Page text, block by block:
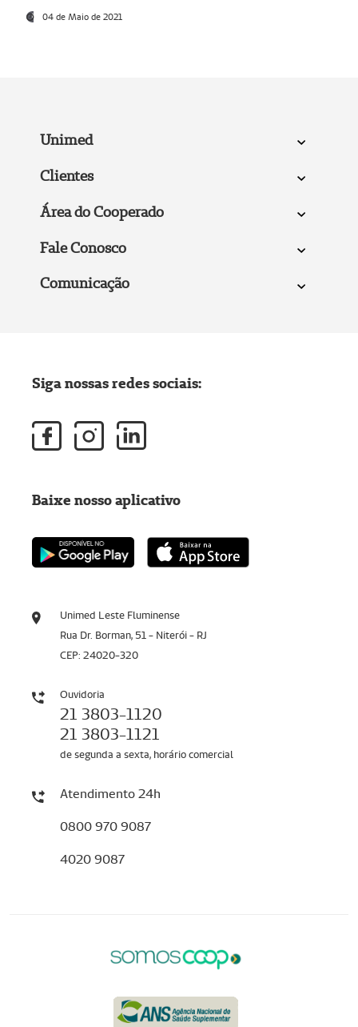
04 de Maio de 2021
Unimed
Clientes
Área do Cooperado
Fale Conosco
Comunicação
Unimed Leste Fluminense
Rua Dr. Borman, 51 - Niterói - RJ
CEP: 24020-320
Ouvidoria
21 3803-1120
21 3803-1121
de segunda a sexta, horário comercial
Atendimento 24h
0800 970 9087
4020 9087
Siga nossas redes sociais:
Baixe nosso aplicativo